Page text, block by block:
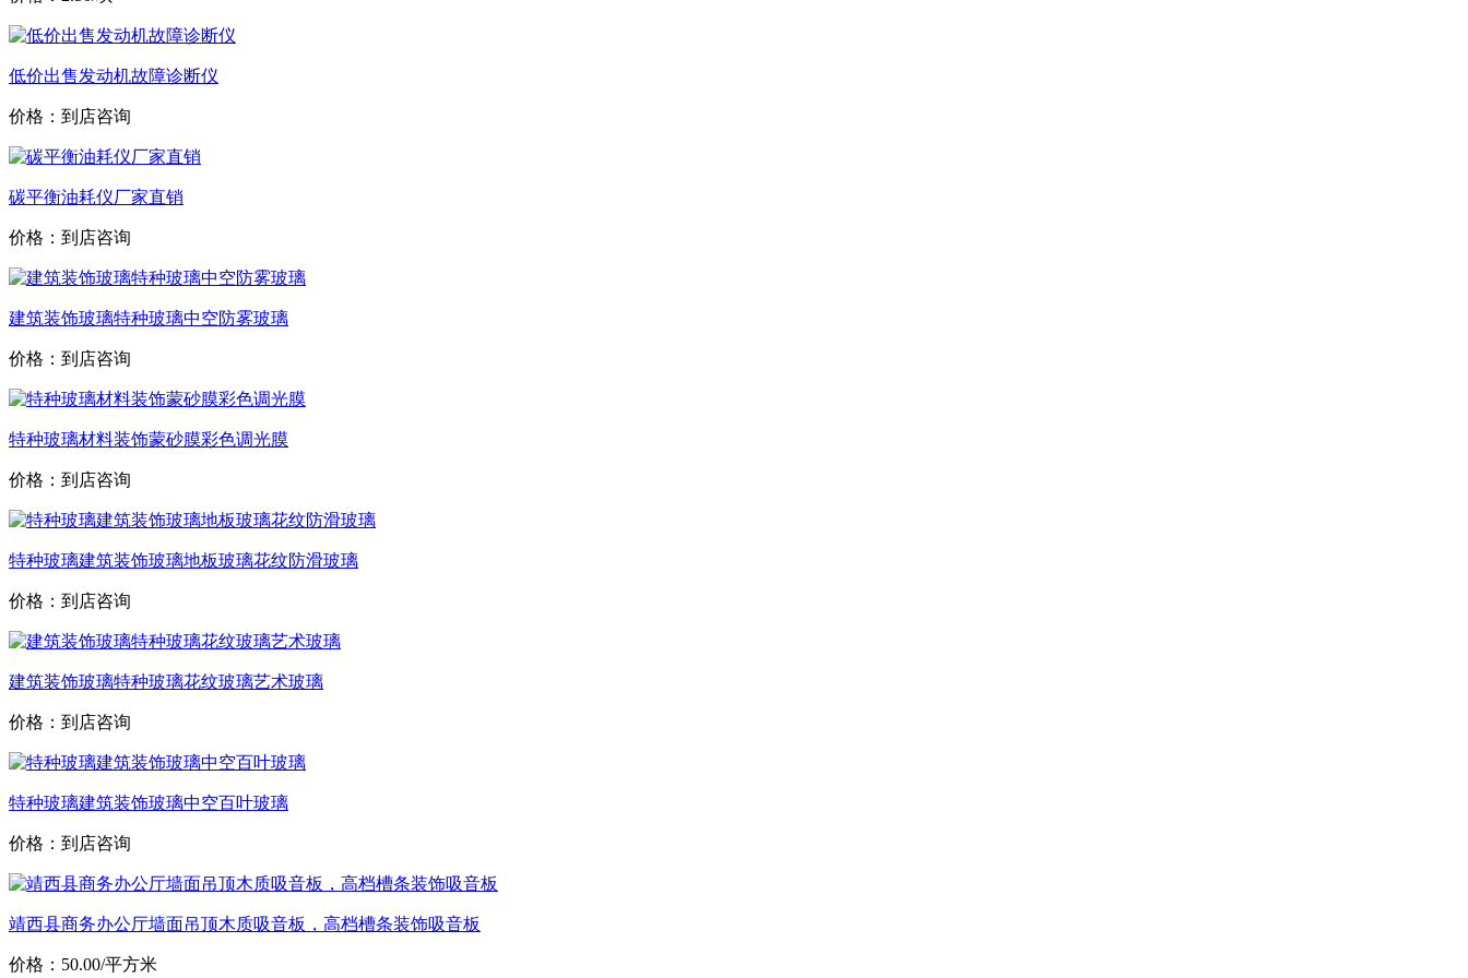
低价出售发动机故障诊断仪
价格：到店咨询
碳平衡油耗仪厂家直销
价格：到店咨询
建筑装饰玻璃特种玻璃中空防雾玻璃
价格：到店咨询
特种玻璃材料装饰蒙砂膜彩色调光膜
价格：到店咨询
特种玻璃建筑装饰玻璃地板玻璃花纹防滑玻璃
价格：到店咨询
建筑装饰玻璃特种玻璃花纹玻璃艺术玻璃
价格：到店咨询
特种玻璃建筑装饰玻璃中空百叶玻璃
价格：到店咨询
靖西县商务办公厅墙面吊顶木质吸音板，高档槽条装饰吸音板
价格：50.00/平方米